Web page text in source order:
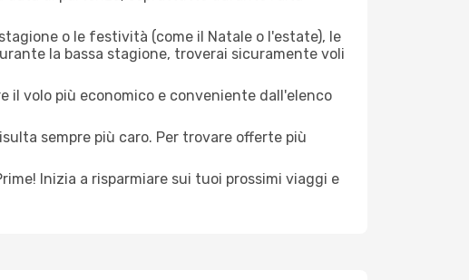
o le festività (come il Natale o l'estate), le
la bassa stagione, troverai sicuramente voli
volo più economico e conveniente dall'elenco
sempre più caro. Per trovare offerte più
Inizia a risparmiare sui tuoi prossimi viaggi e